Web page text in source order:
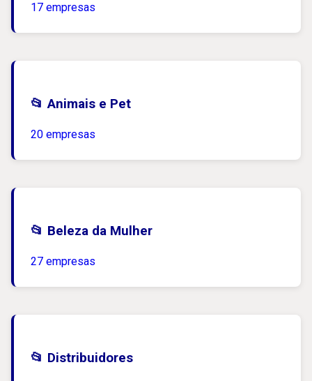
17 empresas
📂 Animais e Pet
20 empresas
📂 Beleza da Mulher
27 empresas
📂 Distribuidores